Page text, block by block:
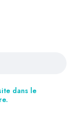
dans le